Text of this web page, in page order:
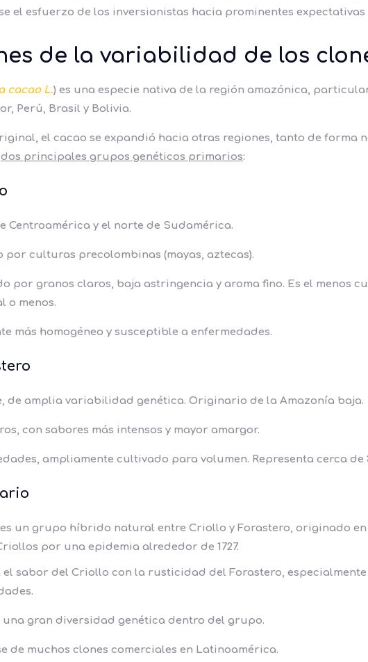
el esfuerzo de los inversionistas hacia prominentes expectativas
de la variabilidad de los
cacao L.) es una especie nativa de la región amazónica,
Perú, Brasil y Bolivia.
el cacao se expandió hacia otras regiones, tanto de forma
dos principales grupos genéticos primarios:
Centroamérica y el norte de Sudamérica.
por culturas precolombinas (mayas, aztecas).
por granos claros, baja astringencia y aroma fino. Es el menos
o menos.
más homogéneo y susceptible a enfermedades.
de amplia variabilidad genética. Originario de la Amazonía baja.
con sabores más intensos y mayor amargor.
ampliamente cultivado para volumen. Representa cerca
es un grupo híbrido natural entre Criollo y Forastero, originado
por una epidemia alrededor de 1727.
el sabor del Criollo con la rusticidad del Forastero,
una gran diversidad genética dentro del grupo.
de muchos clones comerciales en Latinoamérica.